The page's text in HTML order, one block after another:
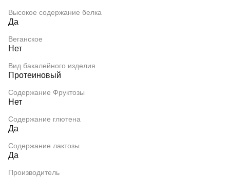
Высокое содержание белка
Да
Веганское
Нет
Вид бакалейного изделия
Протеиновый
Содержание Фруктозы
Нет
Содержание глютена
Да
Содержание лактозы
Да
Производитель